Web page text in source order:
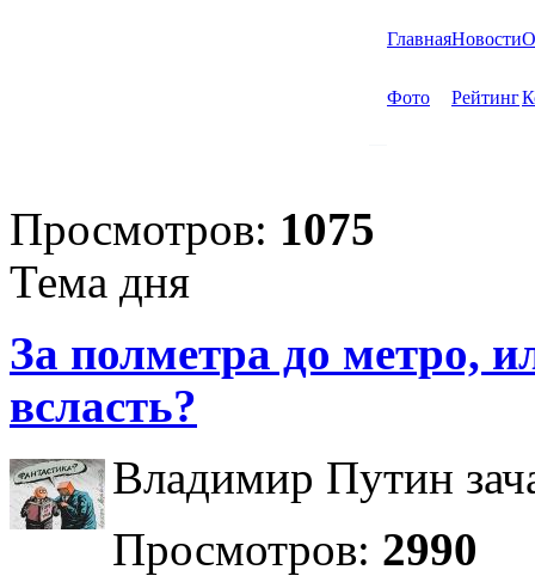
ГлавнаяНовости
Фото Рейтинг
Просмотров: 1075
Тема дня
За полметра до метро,
всласть?
Владимир Путин
Просмотров: 2990